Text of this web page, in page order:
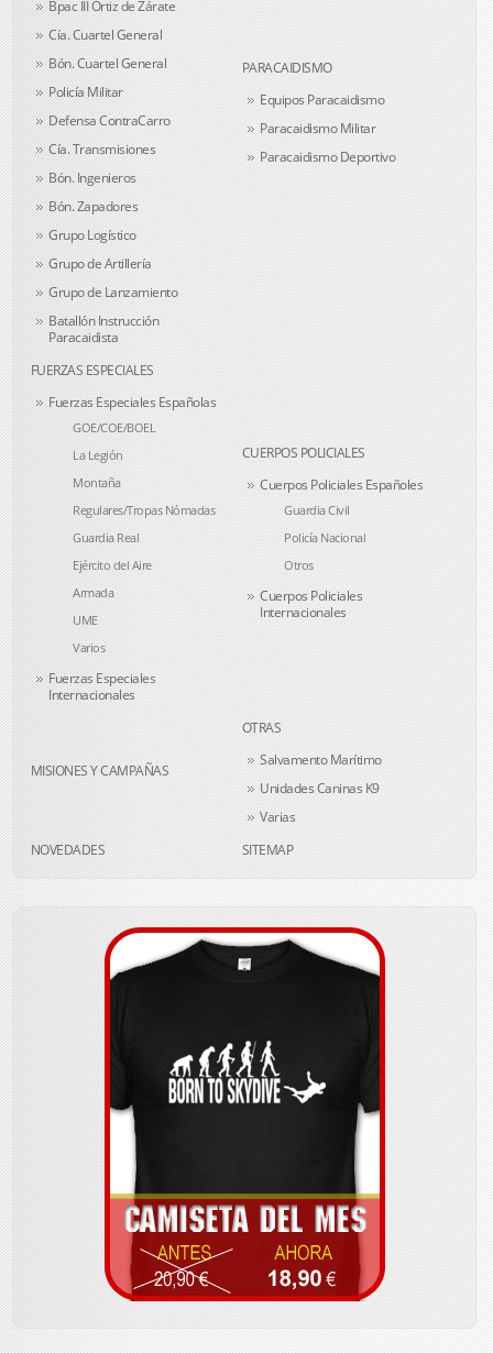
Bpac III Ortiz de Zárate
Cía. Cuartel General
Bón. Cuartel General
Policía Militar
Defensa ContraCarro
Cía. Transmisiones
Bón. Ingenieros
Bón. Zapadores
Grupo Logístico
Grupo de Artillería
Grupo de Lanzamiento
Batallón Instrucción
Paracaidista
PARACAIDISMO
Equipos Paracaidismo
Paracaidismo Militar
Paracaidismo Deportivo
FUERZAS ESPECIALES
Fuerzas Especiales Españolas
GOE/COE/BOEL
La Legión
Montaña
Regulares/Tropas Nómadas
Guardia Real
Ejército del Aire
Armada
UME
Varios
Fuerzas Especiales
Internacionales
CUERPOS POLICIALES
Cuerpos Policiales Españoles
Guardia Civil
Policía Nacional
Otros
Cuerpos Policiales
Internacionales
MISIONES Y CAMPAÑAS
OTRAS
Salvamento Marítimo
Unidades Caninas K9
Varias
NOVEDADES
SITEMAP